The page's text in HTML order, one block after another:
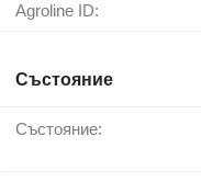
Agroline ID:
Състояние
Състояние: